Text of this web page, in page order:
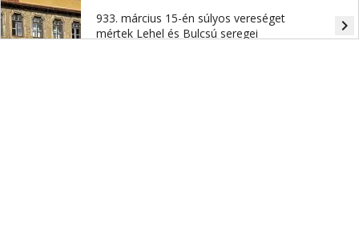
933. március 15-én súlyos vereséget
mértek Lehel és Bulcsú seregei
navigate_next